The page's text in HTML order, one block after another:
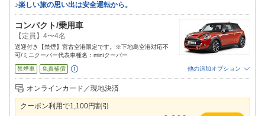
♪楽しい旅の思い出は安全運転から。
コンパクト/乗用車
【定員】4〜4名
送迎付き【禁煙】宮古空港限定です。※下地島空港対応不
可/ミニクーパー代表車種名：miniクーパー
禁煙車 免責補償 他の追加オプション
追加可能オプション
（次画面で選択ができます）
オンラインカード／現地決済
クーポン利用で1,100円割引